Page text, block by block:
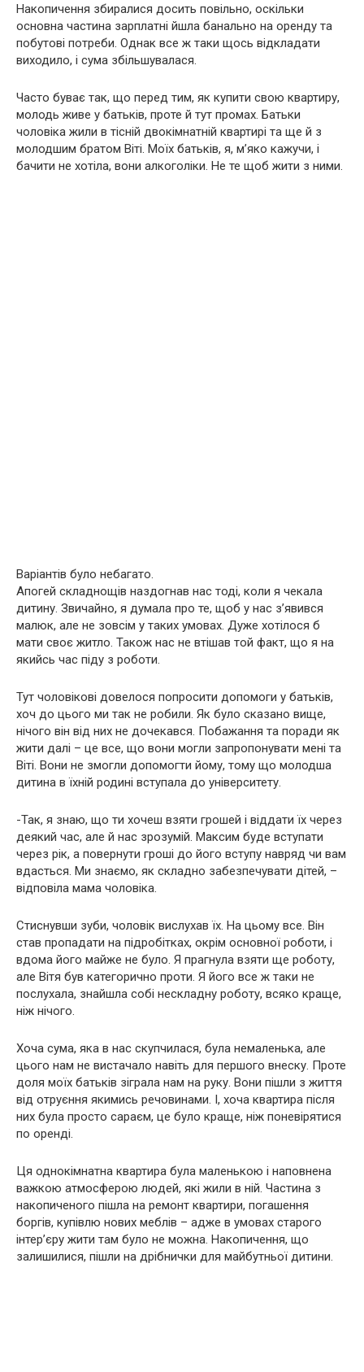
Накопичення збиралися досить повільно, оскільки
основна частина зарплатні йшла банально на оренду та
побутові потреби. Однак все ж таки щось відкладати
виходило, і сума збільшувалася.
Часто буває так, що перед тим, як купити свою квартиру,
молодь живе у батьків, проте й тут промах. Батьки
чоловіка жили в тісній двокімнатній квартирі та ще й з
молодшим братом Віті. Моїх батьків, я, м’яко кажучи, і
бачити не хотіла, вони алкоголіки. Не те щоб жити з ними.
Варіантів було небагато.
Апогей складнощів наздогнав нас тоді, коли я чекала
дитину. Звичайно, я думала про те, щоб у нас з’явився
малюк, але не зовсім у таких умовах. Дуже хотілося б
мати своє житло. Також нас не втішав той факт, що я на
якийсь час піду з роботи.
Тут чоловікові довелося попросити допомоги у батьків,
хоч до цього ми так не робили. Як було сказано вище,
нічого він від них не дочекався. Побажання та поради як
жити далі – це все, що вони могли запропонувати мені та
Віті. Вони не змогли допомогти йому, тому що молодша
дитина в їхній родині вступала до університету.
-Так, я знаю, що ти хочеш взяти грошей і віддати їх через
деякий час, але й нас зрозумій. Максим буде вступати
через рік, а повернути гроші до його вступу навряд чи вам
вдасться. Ми знаємо, як складно забезпечувати дітей, –
відповіла мама чоловіка.
Стиснувши зуби, чоловік вислухав їх. На цьому все. Він
став пропадати на підробітках, окрім основної роботи, і
вдома його майже не було. Я прагнула взяти ще роботу,
але Вітя був категорично проти. Я його все ж таки не
послухала, знайшла собі нескладну роботу, всяко краще,
ніж нічого.
Хоча сума, яка в нас скупчилася, була немаленька, але
цього нам не вистачало навіть для першого внеску. Проте
доля моїх батьків зіграла нам на руку. Вони пішли з життя
від отруєння якимись речовинами. І, хоча квартира після
них була просто сараєм, це було краще, ніж поневірятися
по оренді.
Ця однокімнатна квартира була маленькою і наповнена
важкою атмосферою людей, які жили в ній. Частина з
накопиченого пішла на ремонт квартири, погашення
боргів, купівлю нових меблів – адже в умовах старого
інтер’єру жити там було не можна. Накопичення, що
залишилися, пішли на дрібнички для майбутньої дитини.